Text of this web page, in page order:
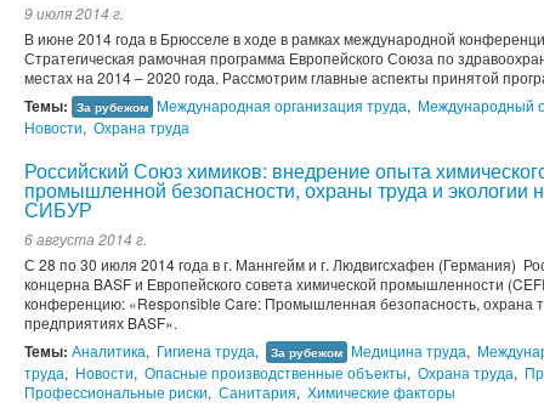
9 июля 2014 г.
В июне 2014 года в Брюсселе в ходе в рамках международной
Стратегическая рамочная программа Европейского Союза по
местах на 2014 – 2020 года. Рассмотрим главные аспекты принятой
Темы: За рубежом Международная организация труда, Международный
Новости, Охрана труда
Российский Союз химиков: внедрение опыта
промышленной безопасности, охраны труда и экологии
СИБУР
6 августа 2014 г.
С 28 по 30 июля 2014 года в г. Маннгейм и г. Людвигсхафен (Германия)
концерна BASF и Европейского совета химической промышленности
конференцию: «Responsible Care: Промышленная безопасность, охрана
предприятиях BASF».
Темы: Аналитика, Гигиена труда, За рубежом Медицина труда,
труда, Новости, Опасные производственные объекты, Охрана труда,
Профессиональные риски, Санитария, Химические факторы